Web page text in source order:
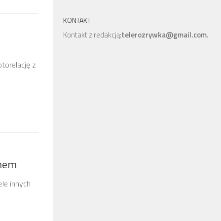
z
innych
KONTAKT
Kontakt z redakcją:telerozrywka@gmail.com.